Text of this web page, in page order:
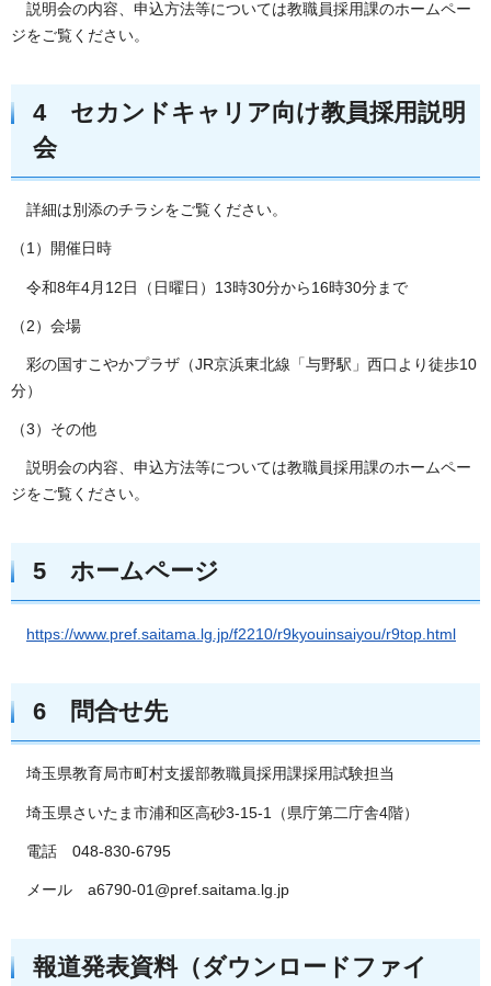
説明会の内容、申込方法等については教職員採用課のホームペー
ジをご覧ください。
4 セカンドキャリア向け教員採用説明
会
詳細は別添のチラシをご覧ください。
（1）開催日時
令和8年4月12日（日曜日）13時30分から16時30分まで
（2）会場
彩の国すこやかプラザ（JR京浜東北線「与野駅」西口より徒歩10
分）
（3）その他
説明会の内容、申込方法等については教職員採用課のホームペー
ジをご覧ください。
5 ホームページ
https://www.pref.saitama.lg.jp/f2210/r9kyouinsaiyou/r9top.html
6 問合せ先
埼玉県教育局市町村支援部教職員採用課採用試験担当
埼玉県さいたま市浦和区高砂3-15-1（県庁第二庁舎4階）
電話 048-830-6795
メール a6790-01@pref.saitama.lg.jp
報道発表資料（ダウンロードファイ